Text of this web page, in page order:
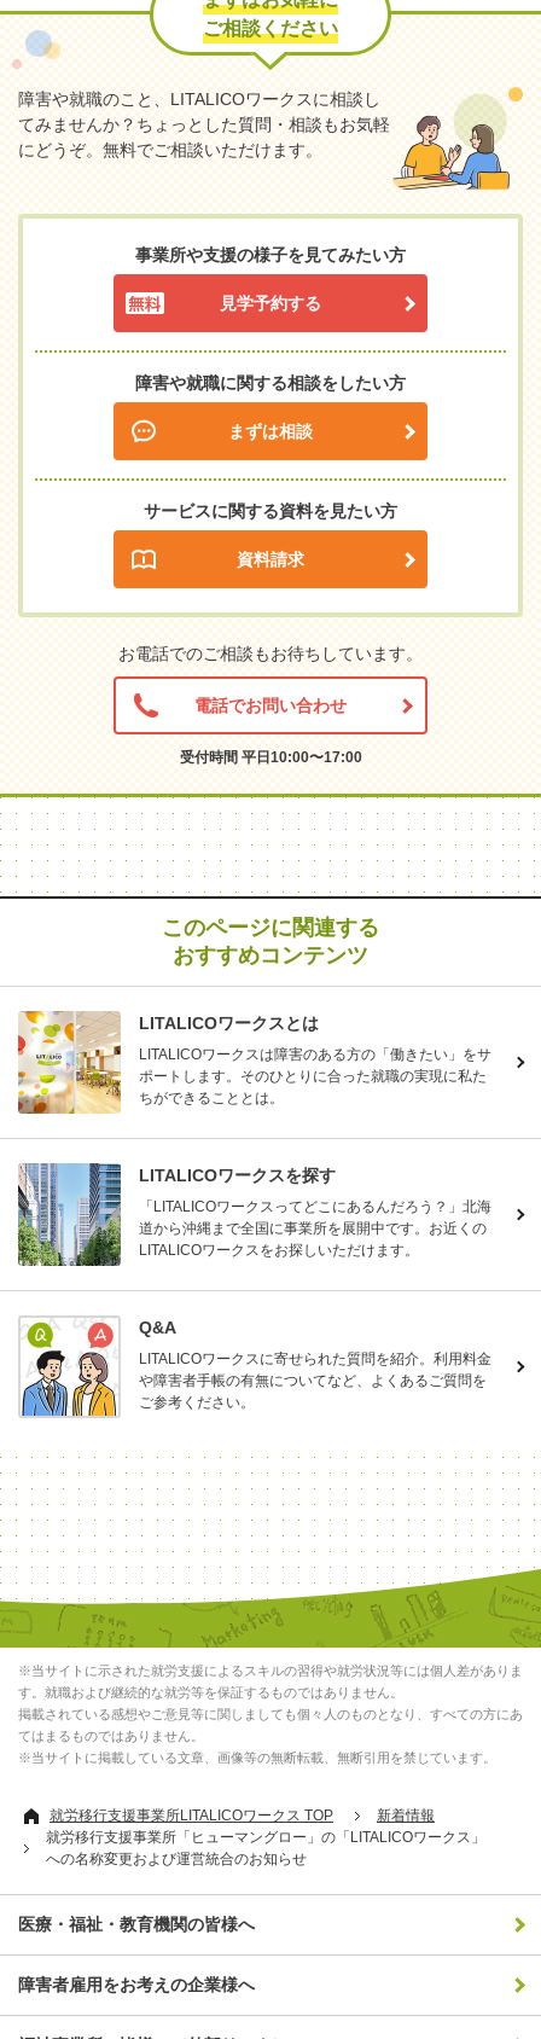
ご相談ください
障害や就職のこと、LITALICOワークスに相談し
てみませんか？ちょっとした質問・相談もお気軽
にどうぞ。無料でご相談いただけます。
事業所や支援の様子を見てみたい方
見学予約する
障害や就職に関する相談をしたい方
まずは相談
サービスに関する資料を見たい方
資料請求
お電話でのご相談もお待ちしています。
電話でお問い合わせ
受付時間 平日10:00〜17:00
このページに関連する
おすすめコンテンツ
LITALICOワークスとは
LITALICOワークスは障害のある方の「働きたい」をサ
ポートします。そのひとりに合った就職の実現に私た
ちができることとは。
LITALICOワークスを探す
「LITALICOワークスってどこにあるんだろう？」北海
道から沖縄まで全国に事業所を展開中です。お近くの
LITALICOワークスをお探しいただけます。
Q&A
LITALICOワークスに寄せられた質問を紹介。利用料金
や障害者手帳の有無についてなど、よくあるご質問を
ご参考ください。
※当サイトに示された就労支援によるスキルの習得や就労状況等には個人差がありま
す。就職および継続的な就労等を保証するものではありません。
掲載されている感想やご意見等に関しましても個々人のものとなり、すべての方にあ
てはまるものではありません。
※当サイトに掲載している文章、画像等の無断転載、無断引用を禁じています。
就労移行支援事業所LITALICOワークス TOP
新着情報
就労移行支援事業所「ヒューマングロー」の「LITALICOワークス」
への名称変更および運営統合のお知らせ
医療・福祉・教育機関の皆様へ
障害者雇用をお考えの企業様へ